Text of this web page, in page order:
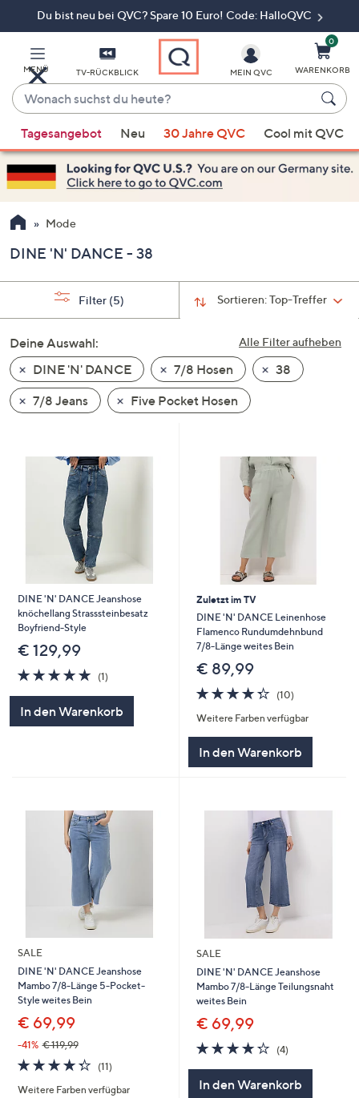
Du bist neu bei QVC? Spare 10 Euro! Code: HalloQVC
MENÜ TV-RÜCKBLICK
Wonach
suchst
du
heute?
Vorschläge
verfügbar
sind,
verwenden
Sie
Pfeiltasten
nach
und
nach
unten
oder
wischen
Sie
diese
anzuzeigen.
MEIN QVC
0
WARENKORB
Tagesangebot Neu 30 Jahre QVC Cool mit QVC
Mode
DINE 'N' DANCE - 38
Sortieren:Top-Treffer
Filter (5)
Alle Filter aufheben
Deine Auswahl:
DINE 'N' DANCE
7/8 Hosen
38
7/8 Jeans
Five Pocket Hosen
DINE 'N' DANCE Jeanshose
knöchellang Strasssteinbesatz
Boyfriend-Style
€ 129,99
5.0
von
(1)1
In den Warenkorb
Zuletzt im TV
DINE 'N' DANCE Leinenhose
Flamenco Rundumdehnbund
7/8-Länge weites Bein
€ 89,99
4.3
von
5
(10)10
Weitere Farben verfügbar
In den Warenkorb
SALE
DINE 'N' DANCE Jeanshose
Mambo 7/8-Länge 5-Pocket-
Style weites Bein
€ 69,99
-41% € 119,99
4.3
von
5
(11)11
Weitere Farben verfügbar
SALE
DINE 'N' DANCE Jeanshose
Mambo 7/8-Länge Teilungsnaht
weites Bein
€ 69,99
4.2
von
(4)4
In den Warenkorb